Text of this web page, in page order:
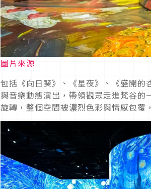
圖片來源
包括《向日葵》、《星夜》、《盛開
與音樂動態演出，帶領觀眾走進梵谷
旋轉，整個空間被濃烈色彩與情感包